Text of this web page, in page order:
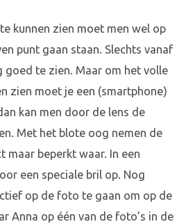
kunnen zien moet men wel op
punt gaan staan. Slechts vanaf
goed te zien. Maar om het volle
zien moet je een (smartphone)
kan men door de lens de
Met het blote oog nemen de
maar beperkt waar. In een
een speciale bril op. Nog
op de foto te gaan om op de
Anna op één van de foto’s in de